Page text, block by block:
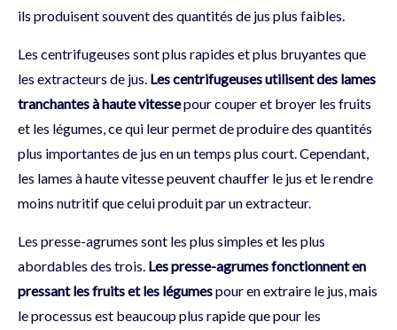
ils produisent souvent des quantités de jus plus faibles.
Les centrifugeuses sont plus rapides et plus bruyantes que
les extracteurs de jus. Les centrifugeuses utilisent des lames
tranchantes à haute vitessepour couper et broyer les fruits
et les légumes, ce qui leur permet de produire des quantités
plus importantes de jus en un temps plus court. Cependant,
les lames à haute vitesse peuvent chauffer le jus et le rendre
moins nutritif que celui produit par un extracteur.
Les presse-agrumes sont les plus simples et les plus
abordables des trois. Les presse-agrumes fonctionnent en
pressant les fruits et les légumespour en extraire le jus, mais
le processus est beaucoup plus rapide que pour les